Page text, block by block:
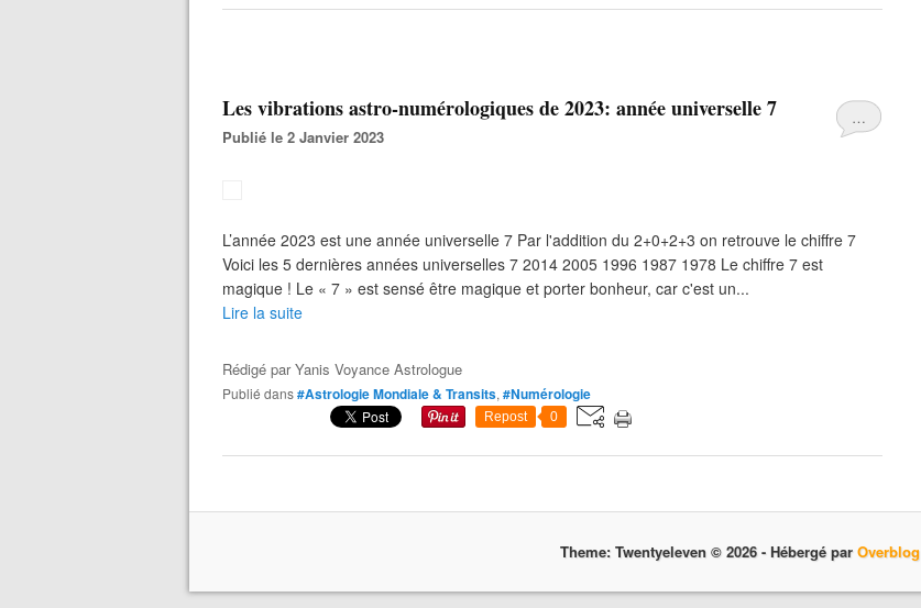
…
Les vibrations astro-numérologiques de 2023: année universelle 7
Publié le 2 Janvier 2023
L’année 2023 est une année universelle 7 Par l'addition du 2+0+2+3 on retrouve le chiffre 7
Voici les 5 dernières années universelles 7 2014 2005 1996 1987 1978 Le chiffre 7 est
magique ! Le « 7 » est sensé être magique et porter bonheur, car c'est un...
Lire la suite
Rédigé parYanis Voyance Astrologue
Publié dans#Astrologie Mondiale & Transits, #Numérologie
Repost 0
Theme: Twentyeleven © 2026 - Hébergé par Overblog